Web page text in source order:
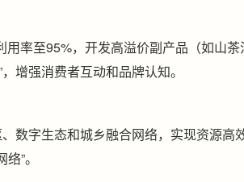
率至95%，开发高溢价副产品（如山茶
增强消费者互动和品牌认知。
数字生态和城乡融合网络，实现资源高
”。